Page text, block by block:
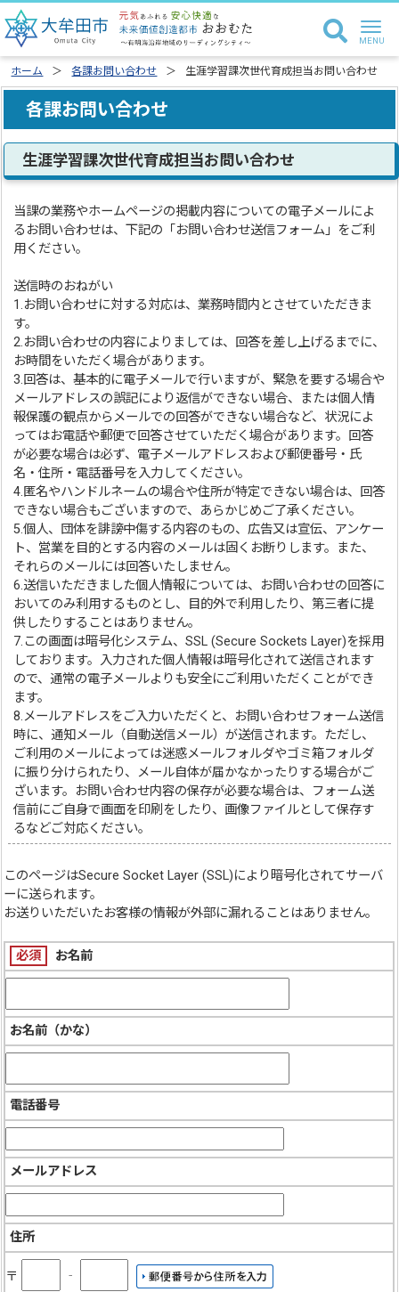
ホーム 各課お問い合わせ 生涯学習課次世代育成担当お問い合わせ
各課お問い合わせ
生涯学習課次世代育成担当お問い合わせ
当課の業務やホームページの掲載内容についての電子メールによ
るお問い合わせは、下記の「お問い合わせ送信フォーム」をご利
用ください。
送信時のおねがい
1.お問い合わせに対する対応は、業務時間内とさせていただきま
す。
2.お問い合わせの内容によりましては、回答を差し上げるまでに、
お時間をいただく場合があります。
3.回答は、基本的に電子メールで行いますが、緊急を要する場合や
メールアドレスの誤記により返信ができない場合、または個人情
報保護の観点からメールでの回答ができない場合など、状況によ
ってはお電話や郵便で回答させていただく場合があります。回答
が必要な場合は必ず、電子メールアドレスおよび郵便番号・氏
名・住所・電話番号を入力してください。
4.匿名やハンドルネームの場合や住所が特定できない場合は、回答
できない場合もございますので、あらかじめご了承ください。
5.個人、団体を誹謗中傷する内容のもの、広告又は宣伝、アンケー
ト、営業を目的とする内容のメールは固くお断りします。また、
それらのメールには回答いたしません。
6.送信いただきました個人情報については、お問い合わせの回答に
おいてのみ利用するものとし、目的外で利用したり、第三者に提
供したりすることはありません。
7.この画面は暗号化システム、SSL (Secure Sockets Layer)を採用
しております。入力された個人情報は暗号化されて送信されます
ので、通常の電子メールよりも安全にご利用いただくことができ
ます。
8.メールアドレスをご入力いただくと、お問い合わせフォーム送信
時に、通知メール（自動送信メール）が送信されます。ただし、
ご利用のメールによっては迷惑メールフォルダやゴミ箱フォルダ
に振り分けられたり、メール自体が届かなかったりする場合がご
ざいます。お問い合わせ内容の保存が必要な場合は、フォーム送
信前にご自身で画面を印刷をしたり、画像ファイルとして保存す
るなどご対応ください。
このページはSecure Socket Layer (SSL)により暗号化されてサーバ
ーに送られます。
お送りいただいたお客様の情報が外部に漏れることはありません。
必須 お名前
お名前（かな）
電話番号
メールアドレス
住所
〒 ‐